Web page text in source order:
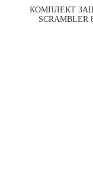
КОМПЛЕКТ
SCRAMBLER